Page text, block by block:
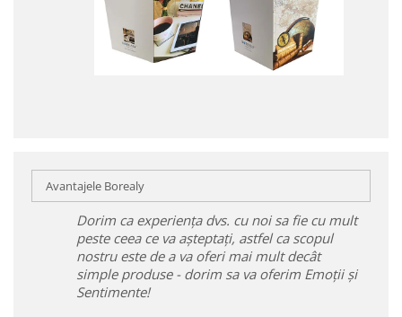
Avantajele Borealy
Dorim ca experiența dvs. cu noi sa fie cu mult
peste ceea ce va așteptați, astfel ca scopul
nostru este de a va oferi mai mult decât
simple produse - dorim sa va oferim Emoții și
Sentimente!